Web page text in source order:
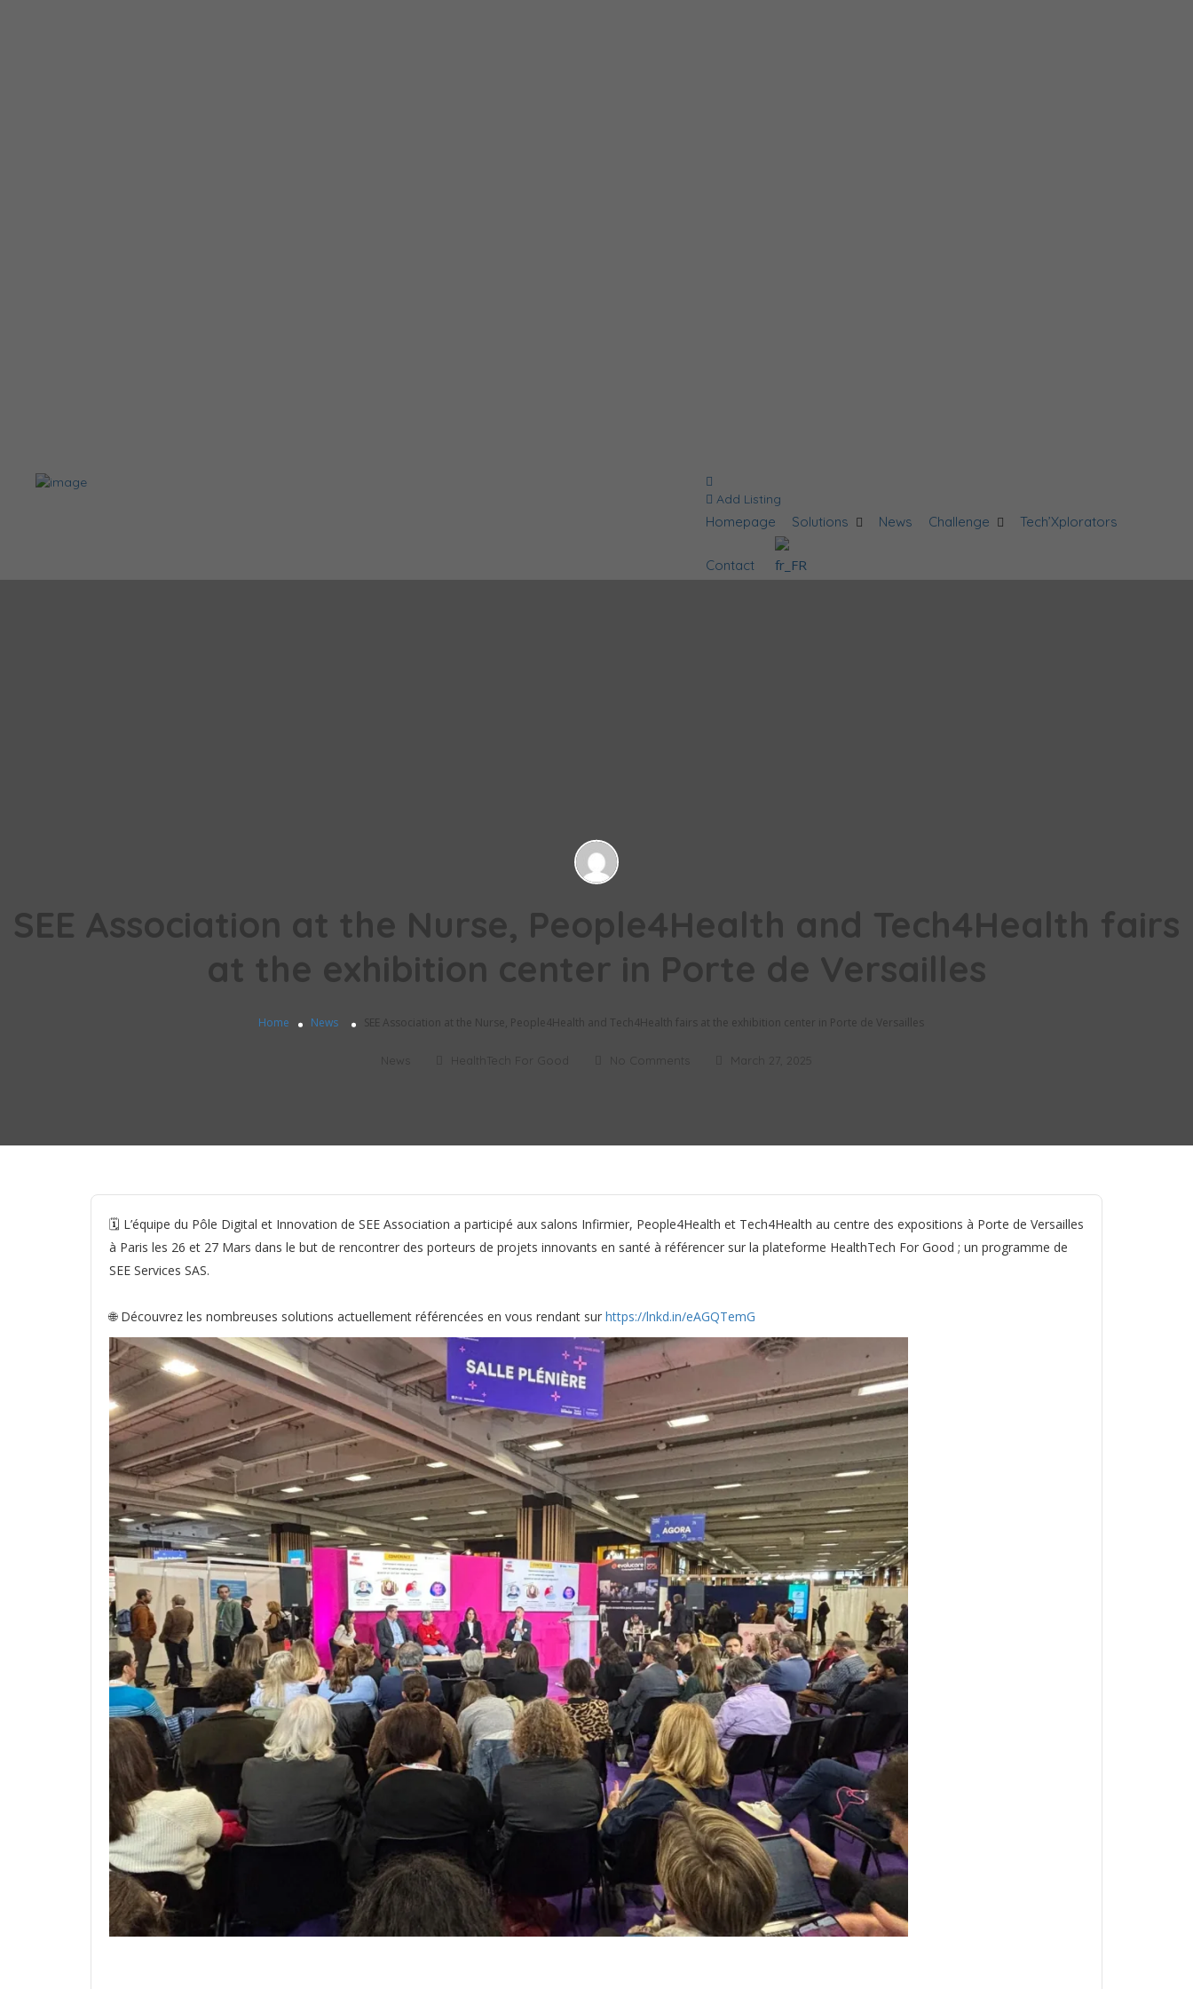
Add Listing
Homepage Solutions News Challenge Tech’Xplorators
Contact
SEE Association at the Nurse, People4Health and Tech4Health fairs
at the exhibition center in Porte de Versailles
Home News SEE Association at the Nurse, People4Health and Tech4Health fairs at the exhibition center in Porte de Versailles
News HealthTech For Good No Comments March 27, 2025
🗓️ L’équipe du Pôle Digital et Innovation de SEE Association a participé aux salons Infirmier, People4Health et Tech4Health au centre des expositions à Porte de Versailles
à Paris les 26 et 27 Mars dans le but de rencontrer des porteurs de projets innovants en santé à référencer sur la plateforme HealthTech For Good ; un programme de
SEE Services SAS.
🌐 Découvrez les nombreuses solutions actuellement référencées en vous rendant sur https://lnkd.in/eAGQTemG